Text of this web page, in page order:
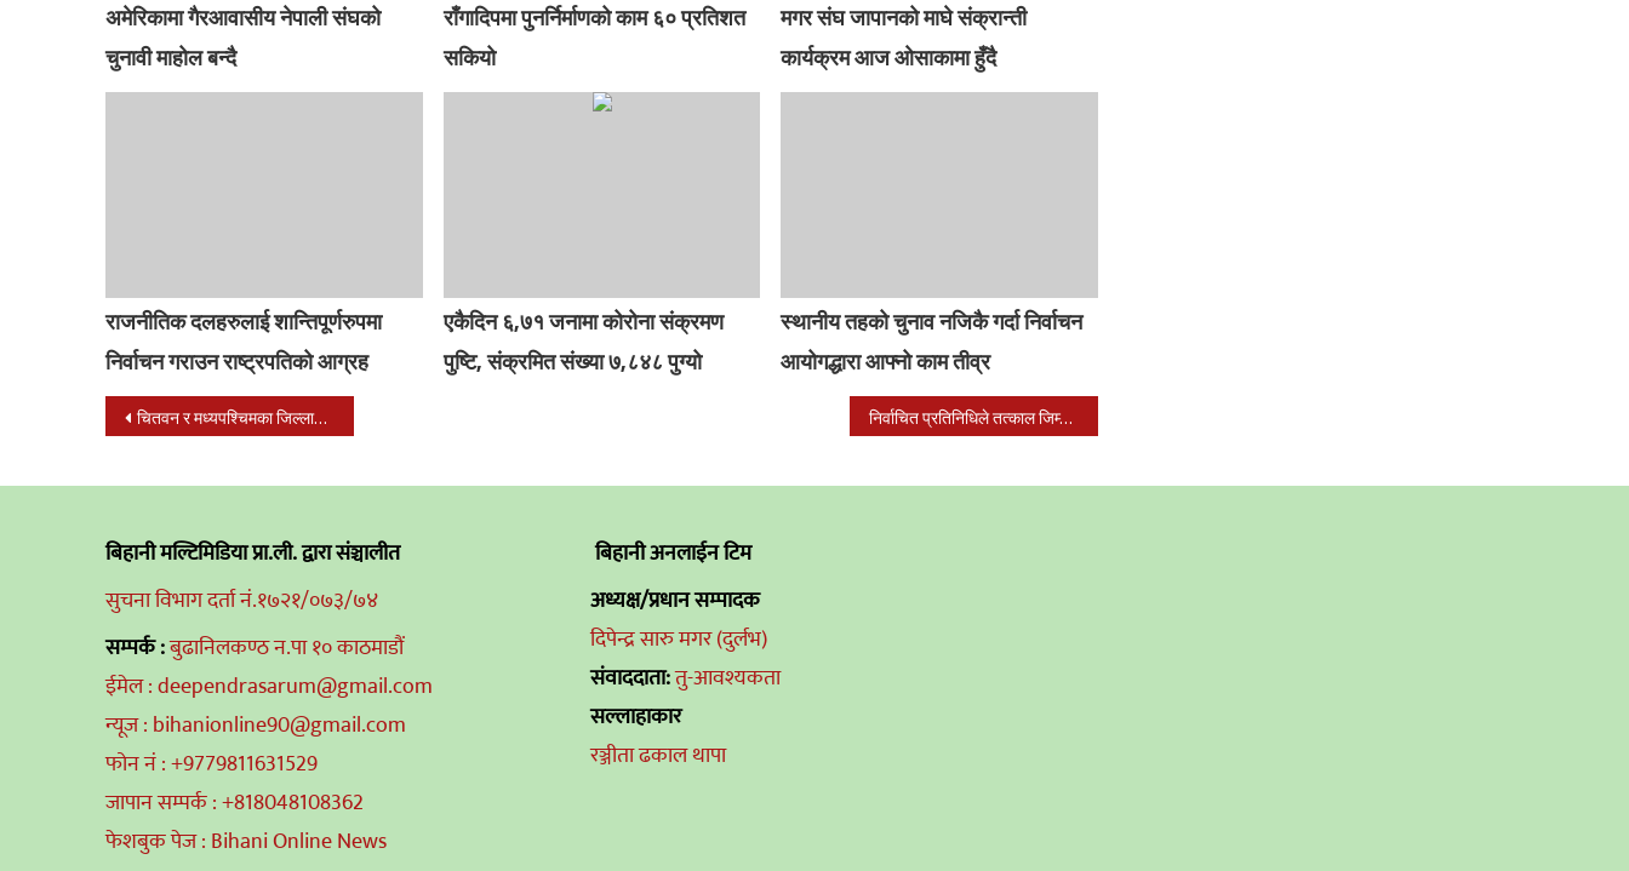
अमेरिकामा गैरआवासीय नेपाली संघको
चुनावी माहोल बन्दै
राँगादिपमा पुनर्निर्माणको काम ६० प्रतिशत
सकियो
मगर संघ जापानको माघे संक्रान्ती
कार्यक्रम आज ओसाकामा हुँदै
राजनीतिक दलहरुलाई शान्तिपूर्णरुपमा
निर्वाचन गराउन राष्ट्रपतिको आग्रह
एकैदिन ६,७१ जनामा कोरोना संक्रमण
पुष्टि, संक्रमित संख्या ७,८४८ पुग्यो
स्थानीय तहको चुनाव नजिकै गर्दा निर्वाचन
आयोगद्धारा आफ्नो काम तीव्र
Post
चितवन र मध्यपश्चिमका जिल्लाहरू संवेदनशील निर्वाचित प्रतिनिधिले तत्काल जिम्मेवारी नपाउने
बिहानी मल्टिमिडिया प्रा.ली. द्वारा संञ्चालीत
सुचना विभाग दर्ता नं.१७२१/०७३/७४
सम्पर्क :बुढानिलकण्ठ न.पा १० काठमाडौं
ईमेल : deependrasarum@gmail.com
न्यूज : bihanionline90@gmail.com
फोन नं : +9779811631529
जापान सम्पर्क : +818048108362
फेशबुक पेज : Bihani Online News
बिहानी अनलाईन टिम
अध्यक्ष/प्रधान सम्पादक
दिपेन्द्र सारु मगर (दुर्लभ)
संवाददाता:तु-आवश्यकता
सल्लाहाकार
रञ्जीता ढकाल थापा